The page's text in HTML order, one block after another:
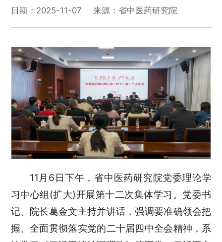
日期：2025-11-07 来源：省中医药研究院
11月6日下午，省中医药研究院党委理论学
习中心组(扩大)开展第十二次集体学习。党委书
记、院长葛金文主持并讲话，强调要准确领会把
握、全面贯彻落实党的二十届四中全会精神，系